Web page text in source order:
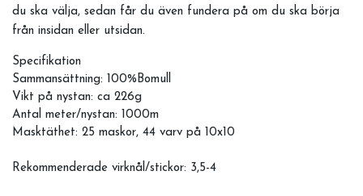
du ska välja, sedan får du även fundera på om du ska börja
från insidan eller utsidan.
Specifikation
Sammansättning: 100%Bomull
Vikt på nystan: ca 226g
Antal meter/nystan: 1000m
Masktäthet: 25 maskor, 44 varv på 10x10
Rekommenderade virknål/stickor: 3,5-4